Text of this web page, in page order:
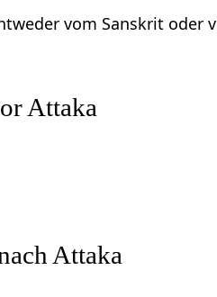
vom Sanskrit oder
Attaka
Attaka